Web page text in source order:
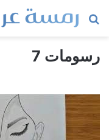
بحث
رسومات 7